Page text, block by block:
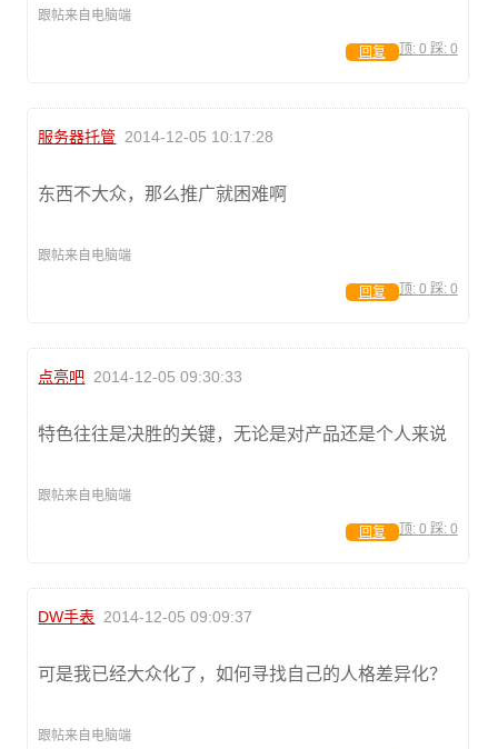
跟帖来自电脑端
顶: 0 踩: 0
回复
服务器托管 2014-12-05 10:17:28
东西不大众，那么推广就困难啊
跟帖来自电脑端
顶: 0 踩: 0
回复
点亮吧 2014-12-05 09:30:33
特色往往是决胜的关键，无论是对产品还是个人来说
跟帖来自电脑端
顶: 0 踩: 0
回复
DW手表 2014-12-05 09:09:37
可是我已经大众化了，如何寻找自己的人格差异化？
跟帖来自电脑端